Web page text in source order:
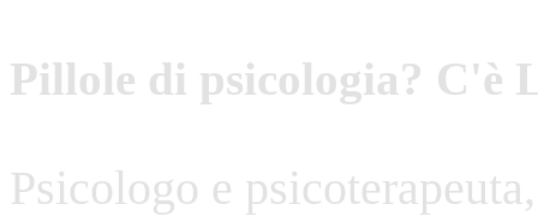
Pillole di psicologia? C'è
Psicologo e